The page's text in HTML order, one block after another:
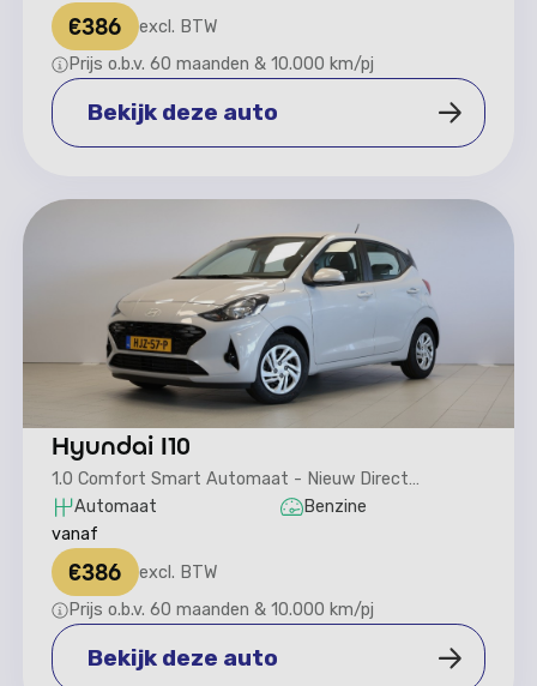
€386
excl. BTW
Prijs o.b.v. 60 maanden & 10.000 km/pj
Bekijk deze auto
Hyundai I10
1.0 Comfort Smart Automaat - Nieuw Direct
leverbaar - Rijklaar
Automaat
Benzine
vanaf
€386
excl. BTW
Prijs o.b.v. 60 maanden & 10.000 km/pj
Bekijk deze auto